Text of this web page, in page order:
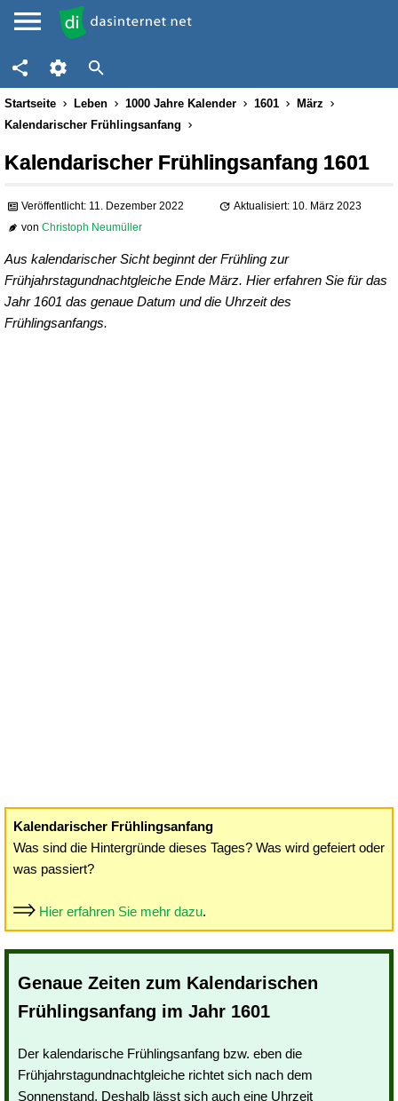
Startseite Leben 1000 Jahre Kalender 1601
März
Kalendarischer Frühlingsanfang
Kalendarischer Frühlingsanfang 1601
Veröffentlicht: 11. Dezember 2022
Aktualisiert: 10. März 2023
vonChristoph Neumüller
Aus kalendarischer Sicht beginnt der Frühling zur
Frühjahrstagundnachtgleiche Ende März. Hier erfahren Sie für das
Jahr 1601 das genaue Datum und die Uhrzeit des
Frühlingsanfangs.
Kalendarischer Frühlingsanfang
Was sind die Hintergründe dieses Tages? Was wird gefeiert oder
was passiert?
Hier erfahren Sie mehr dazu.
Genaue Zeiten zum Kalendarischen
Frühlingsanfang im Jahr 1601
Der kalendarische Frühlingsanfang bzw. eben die
Frühjahrstagundnachtgleiche richtet sich nach dem
Sonnenstand. Deshalb lässt sich auch eine Uhrzeit